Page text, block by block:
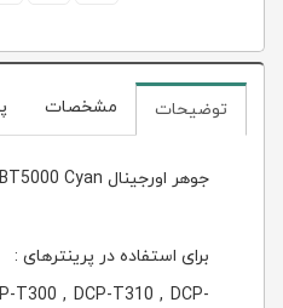
توضیحات مشخصات
جوهر اورجینال Brother BT5000 Cyan
برای استفاده در پرینترهای :
T300 , DCP-T310 , DCP-